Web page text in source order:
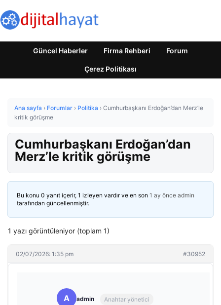
Güncel Haberler Firma Rehberi Forum
Çerez Politikası
Ana sayfa › Forumlar › Politika › Cumhurbaşkanı Erdoğan’dan Merz’le
kritik görüşme
Cumhurbaşkanı Erdoğan’dan
Merz’le kritik görüşme
Bu konu 0 yanıt içerir, 1 izleyen vardır ve en son 1 ay önce admin
tarafından güncellenmiştir.
1 yazı görüntüleniyor (toplam 1)
02/07/2026: 1:35 pm #30952
A admin Anahtar yönetici